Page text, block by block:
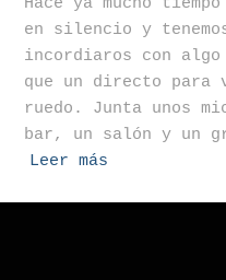
Hace ya mucho
en silencio y
incordiaros con algo
que un directo para
ruedo. Junta unos
bar, un salón y un
Leer más